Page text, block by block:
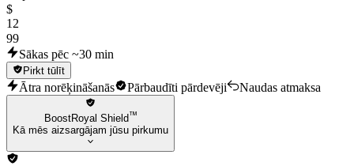
$
12
99
Sākas pēc ~30 min
Pirkt tūlīt
Ātra norēķināšanās Pārbaudīti pārdevēji Naudas atmaksa
BoostRoyal Shield™
Kā mēs aizsargājam jūsu pirkumu